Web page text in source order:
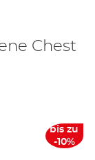
Chest
bis zu
-10%